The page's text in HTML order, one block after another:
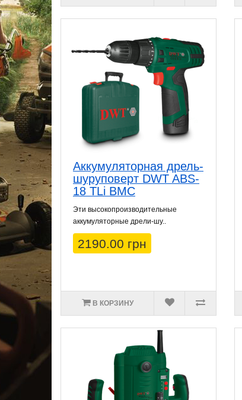
Аккумуляторная дрель-
шуруповерт DWT ABS-
18 TLi BMC
Эти высокопроизводительные
аккумуляторные дрели-шу..
2190.00 грн
В КОРЗИНУ